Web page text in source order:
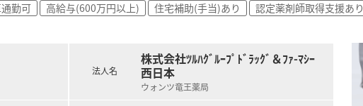
勤可 高給与(600万円以上) 住宅補助(手当)あり 認定薬剤師取得支援あり
法人名
株式会社ﾂﾙﾊｸﾞﾙｰﾌﾟﾄﾞﾗｯｸﾞ＆ﾌｧ-ﾏｼｰ
西日本
ウォンツ竜王薬局